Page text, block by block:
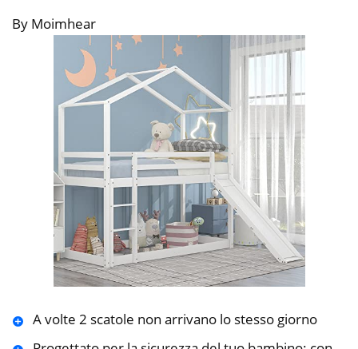
By Moimhear
A volte 2 scatole non arrivano lo stesso giorno